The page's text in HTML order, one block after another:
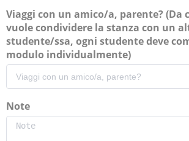
Viaggi con un amico/a, parente? (Da
vuole condividere la stanza con un
studente/ssa, ogni studente deve
modulo individualmente)
Note